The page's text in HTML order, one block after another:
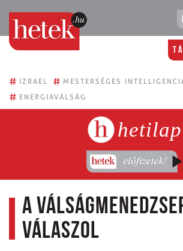
# IZRAEL # MESTERSÉGES
# ENERGIAVÁLSÁG
hetilap
A
válaszol